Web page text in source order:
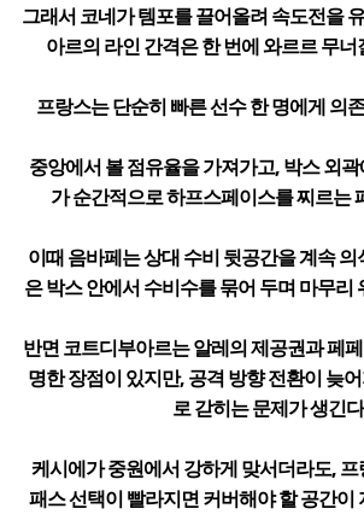
그래서 코네가 템포를 끌어올려 속도전을
아르의 라인 간격은 한 번에 와르르 무
프랑스는 단순히 빠른 선수 한 명에게 의
중앙에서 볼 점유율을 가져가고, 박스 외
가 순간적으로 하프스페이스를 찌르는
이때 음바페는 상대 수비 뒷공간을 계속
은 박스 안에서 수비수를 묶어 두며 마무리
반면 코트디부아르는 알레의 제공권과 페
명한 장점이 있지만, 공격 방향 전환이 늦
로 갇히는 문제가 생긴
케시에가 중원에서 강하게 맞서더라도,
패스 선택이 빨라지면 커버해야 할 공간이